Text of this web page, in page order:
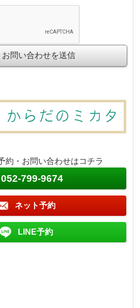
約・お問い合わせはコチラ
052-799-9674
ネット予約
LINE予約